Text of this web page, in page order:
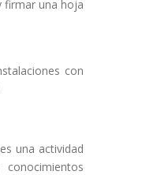
firmar una hoja
con
una actividad